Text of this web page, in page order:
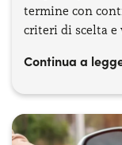
termine con
criteri di scelta e
Continua a